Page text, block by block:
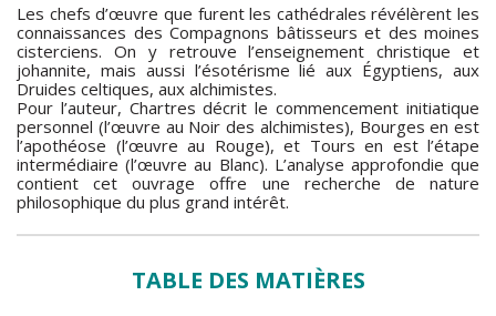
Les chefs d’œuvre que furent les cathédrales révélèrent les
connaissances des Compagnons bâtisseurs et des moines
cisterciens. On y retrouve l’enseignement christique et
johannite, mais aussi l’ésotérisme lié aux Égyptiens, aux
Druides celtiques, aux alchimistes.
Pour l’auteur, Chartres décrit le commencement initiatique
personnel (l’œuvre au Noir des alchimistes), Bourges en est
l’apothéose (l’œuvre au Rouge), et Tours en est l’étape
intermédiaire (l’œuvre au Blanc). L’analyse approfondie que
contient cet ouvrage offre une recherche de nature
philosophique du plus grand intérêt.
TABLE DES MATIÈRES